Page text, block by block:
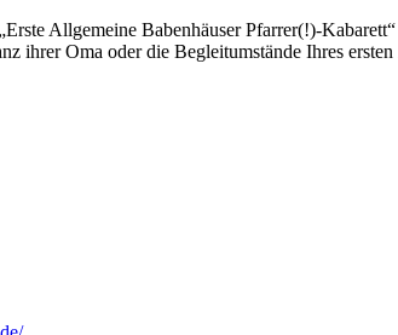
Allgemeine Babenhäuser Pfarrer(!)-
ihrer Oma oder die Begleitumstände Ihres